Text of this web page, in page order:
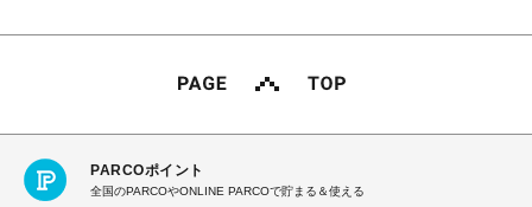
PARCOポイント
全国のPARCOやONLINE PARCOで貯まる＆使える